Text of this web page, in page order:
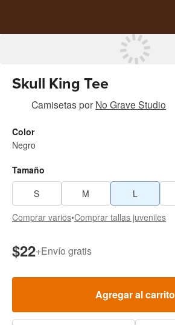
Skull King Tee
Camisetaspor No Grave Studio
Color
Negro
Tamaño
S
M L
Comprar varios•Comprar tallas juveniles
$22+Envío gratis
Agregar al carrito